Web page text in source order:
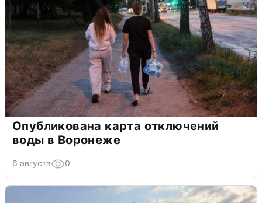
Опубликована карта отключений
воды в Воронеже
6 августа 0